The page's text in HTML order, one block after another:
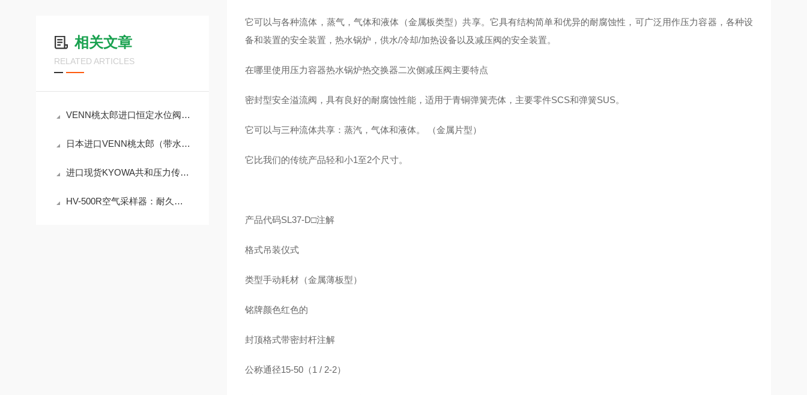
相关文章
RELATED ARTICLES
VENN桃太郎进口恒定水位阀LP8AN-F32
日本进口VENN桃太郎（带水一般用途调节机构）LP9HN-F40恒水位阀
进口现货KYOWA共和压力传感器 PG-200KU
HV-500R空气采样器：耐久性设计，适应恶劣环境
它可以与各种流体，蒸气，气体和液体（金属板类型）共享。它具有结构简单和优异的耐腐蚀性，可广泛用作压力容器，各种设
备和装置的安全装置，热水锅炉，供水/冷却/加热设备以及减压阀的安全装置。
在哪里使用压力容器热水锅炉热交换器二次侧减压阀主要特点
密封型安全溢流阀，具有良好的耐腐蚀性能，适用于青铜弹簧壳体，主要零件SCS和弹簧SUS。
它可以与三种流体共享：蒸汽，气体和液体。 （金属片型）
它比我们的传统产品轻和小1至2个尺寸。
产品代码SL37-D□注解
格式吊装仪式
类型手动耗材（金属薄板型）
铭牌颜色红色的
封顶格式带密封杆注解
公称通径15-50（1 / 2-2）